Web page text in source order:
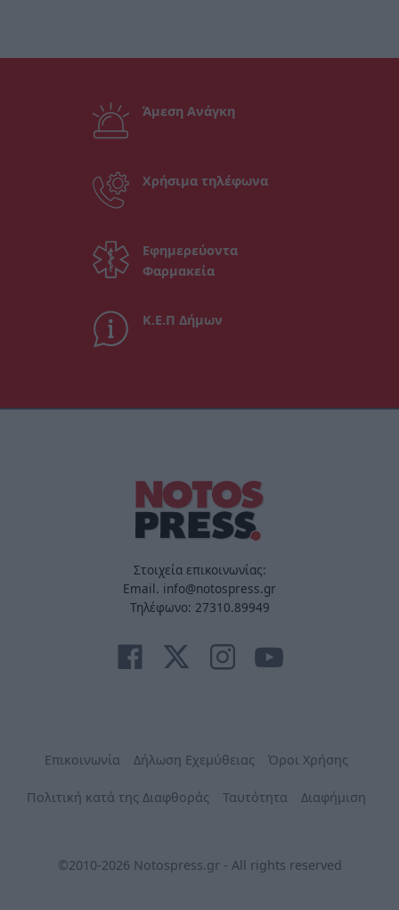
Άμεση Ανάγκη
Χρήσιμα τηλέφωνα
Εφημερεύοντα
Φαρμακεία
Κ.Ε.Π Δήμων
Στοιχεία επικοινωνίας:
Email. info@notospress.gr
Τηλέφωνο: 27310.89949
Επικοινωνία Δήλωση Εχεμύθειας Όροι Χρήσης
Πολιτική κατά της Διαφθοράς Ταυτότητα Διαφήμιση
©2010-2026 Notospress.gr - All rights reserved